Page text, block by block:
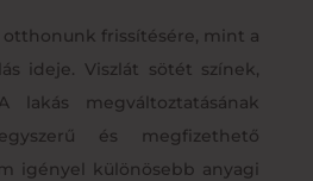
frissítésére, mint a
ideje. Viszlát sötét színek,
lakás megváltoztatásának
és megfizethető
igényel különösebb anyagi